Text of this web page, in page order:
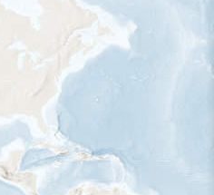
Alto
Gama de especies por estación
Gama de verano
Rango de invierno
Rango a lo largo del año